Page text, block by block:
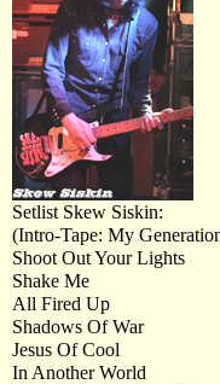
Setlist Skew Siskin:
(Intro-Tape: My
Shoot Out Your Lights
Shake Me
All Fired Up
Shadows Of War
Jesus Of Cool
In Another World